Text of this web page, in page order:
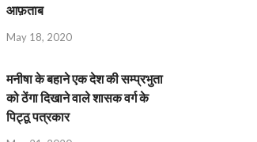
आफ़ताब
May 18, 2020
मनीषा के बहाने एक देश की सम्प्रभुता
को ठेंगा दिखाने वाले शासक वर्ग के
पिट्ठू पत्रकार